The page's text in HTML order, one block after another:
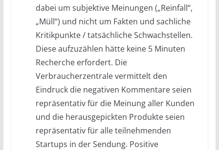
dabei um subjektive Meinungen („Reinfall“,
„Müll“) und nicht um Fakten und sachliche
Kritikpunkte / tatsächliche Schwachstellen.
Diese aufzuzählen hätte keine 5 Minuten
Recherche erfordert. Die
Verbraucherzentrale vermittelt den
Eindruck die negativen Kommentare seien
repräsentativ für die Meinung aller Kunden
und die herausgepickten Produkte seien
repräsentativ für alle teilnehmenden
Startups in der Sendung. Positive